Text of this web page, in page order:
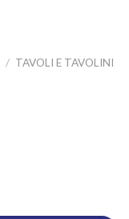
/ TAVOLI E TAVOLINI